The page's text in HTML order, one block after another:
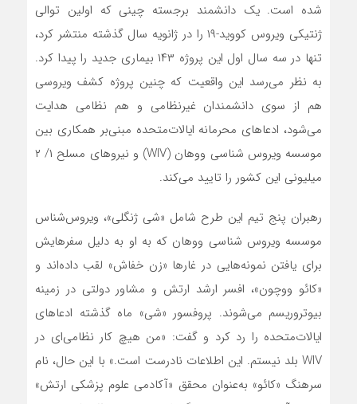
شده است. یک دانشمند برجسته چینی که اولین توالی
ژنتیکی ویروس کووید-۱۹ را در ژانویه سال گذشته منتشر کرد،
تنها در سه سال اول این پروژه ۱۴۳ بیماری جدید را پیدا کرد.
به نظر می‌رسد این واقعیت که چنین پروژه کشف ویروسی‌
هم از سوی دانشمندان غیرنظامی و هم نظامی هدایت
می‌شود، ادعاهای محرمانه ایالات‌متحده مبنی‌بر همکاری بین
موسسه ویروس شناسی ووهان (WIV) و نیروهای مسلح ۱/ ۲
میلیونی این کشور را تایید می‌کند.
رهبران پنج تیم این طرح شامل «شی ژنگلی»، ویروس‌شناس
موسسه ویروس شناسی ووهان که به او به دلیل سفرهایش
برای یافتن نمونه‌هایی در غارها «زن خفاش» لقب داده‌اند و
«کائو ووچون»، افسر ارشد ارتش و مشاور دولتی در زمینه
بیوتروریسم می‌شوند. پروفسور «شی» ماه گذشته ادعاهای
ایالات‌متحده را رد کرد و گفت: «من هیچ کار نظامی‌ای در
WIV بلد نیستم. این اطلاعات نادرست است.» با این حال، نام
سرهنگ «کائو» به‌عنوان محقق «آکادمی علوم پزشکی ارتش»